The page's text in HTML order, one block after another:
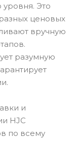
Это
ценовых
вручную
разумную
и
HJC
по всему